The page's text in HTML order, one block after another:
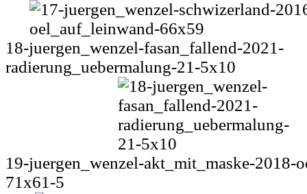
18-juergen_wenzel-fasan_fallend-2021-
radierung_uebermalung-21-5x10
19-juergen_wenzel-akt_mit_maske-2018-
71x61-5